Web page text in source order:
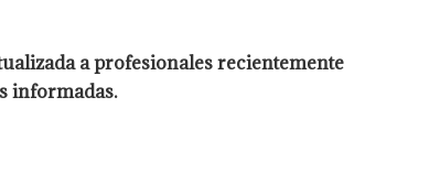
a profesionales recientemente
informadas.